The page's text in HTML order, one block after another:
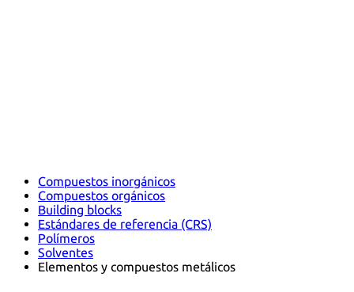
Compuestos inorgánicos
Compuestos orgánicos
Building blocks
Estándares de referencia (CRS)
Polímeros
Solventes
Elementos y compuestos metálicos